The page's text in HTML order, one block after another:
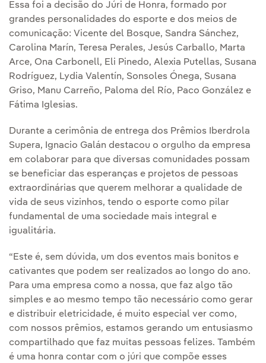
Essa foi a decisão do Júri de Honra, formado por
grandes personalidades do esporte e dos meios de
comunicação: Vicente del Bosque, Sandra Sánchez,
Carolina Marín, Teresa Perales, Jesús Carballo, Marta
Arce, Ona Carbonell, Eli Pinedo, Alexia Putellas, Susana
Rodríguez, Lydia Valentín, Sonsoles Ónega, Susana
Griso, Manu Carreño, Paloma del Río, Paco González e
Fátima Iglesias.
Durante a cerimônia de entrega dos Prêmios Iberdrola
Supera, Ignacio Galán destacou o orgulho da empresa
em colaborar para que diversas comunidades possam
se beneficiar das esperanças e projetos de pessoas
extraordinárias que querem melhorar a qualidade de
vida de seus vizinhos, tendo o esporte como pilar
fundamental de uma sociedade mais integral e
igualitária.
“Este é, sem dúvida, um dos eventos mais bonitos e
cativantes que podem ser realizados ao longo do ano.
Para uma empresa como a nossa, que faz algo tão
simples e ao mesmo tempo tão necessário como gerar
e distribuir eletricidade, é muito especial ver como,
com nossos prêmios, estamos gerando um entusiasmo
compartilhado que faz muitas pessoas felizes. Também
é uma honra contar com o júri que compõe esses